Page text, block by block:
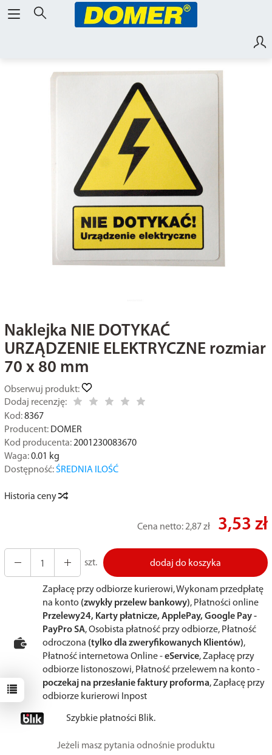
Naklejka NIE DOTYKAĆ
URZĄDZENIE ELEKTRYCZNE rozmiar
70 x 80 mm
Obserwuj produkt:
Dodaj recenzję:
Kod: 8367
Producent: DOMER
Kod producenta: 2001230083670
Waga: 0.01 kg
Dostępność: ŚREDNIA ILOŚĆ
Historia ceny
Cena netto:2,87 zł 3,53 zł
szt. dodaj do koszyka
Zapłacę przy odbiorze kurierowi, Wykonam przedpłatę
na konto (zwykły przelew bankowy), Płatności online
Przelewy24, Karty płatnicze, ApplePay, Google Pay -
PayPro SA, Osobista płatność przy odbiorze, Płatność
odroczona (tylko dla zweryfikowanych Klientów),
Płatność internetowa Online -eService, Zapłacę przy
odbiorze listonoszowi, Płatność przelewem na konto -
poczekaj na przesłanie faktury proforma, Zapłacę przy
odbiorze kurierowi Inpost
Szybkie płatności Blik.
Jeżeli masz pytania odnośnie produktu